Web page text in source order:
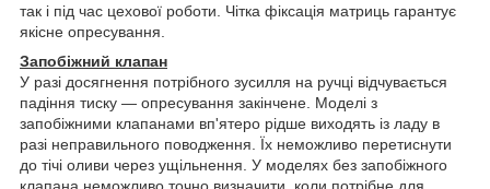
так і під час цехової роботи. Чітка фіксація матриць гарантує
якісне опресування.
Запобіжний клапан
У разі досягнення потрібного зусилля на ручці відчувається
падіння тиску — опресування закінчене. Моделі з
запобіжними клапанами вп'ятеро рідше виходять із ладу в
разі неправильного поводження. Їх неможливо перетиснути
до тічі оливи через ущільнення. У моделях без запобіжного
клапана неможливо точно визначити, коли потрібне для